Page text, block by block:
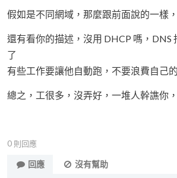
假如是不同網域，那麼跟前面說的一樣
還有看你的描述，沒用 DHCP 嗎，DNS
了
有些工作要讓他自動跑，不要浪費自己
總之，工很多，沒弄好，一堆人幹譙你
0 則回應
回應
沒有幫助